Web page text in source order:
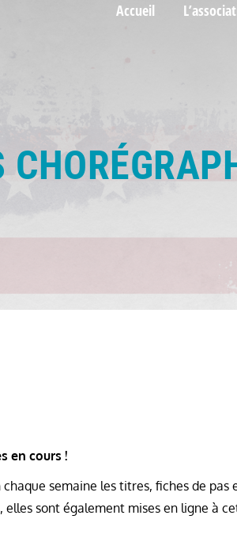
Accueil
en cours !
semaine les titres, fiches de pas
elles sont également mises en ligne à